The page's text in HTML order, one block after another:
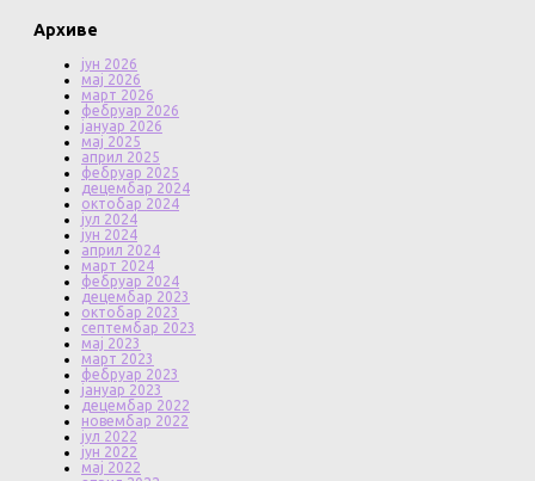
Архиве
јун 2026
мај 2026
март 2026
фебруар 2026
јануар 2026
мај 2025
април 2025
фебруар 2025
децембар 2024
октобар 2024
јул 2024
јун 2024
април 2024
март 2024
фебруар 2024
децембар 2023
октобар 2023
септембар 2023
мај 2023
март 2023
фебруар 2023
јануар 2023
децембар 2022
новембар 2022
јул 2022
јун 2022
мај 2022